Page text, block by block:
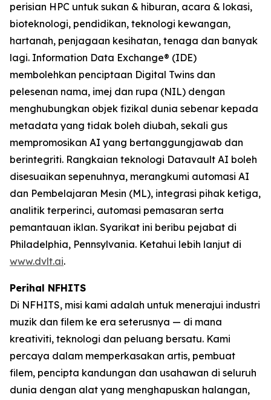
perisian HPC untuk sukan & hiburan, acara & lokasi,
bioteknologi, pendidikan, teknologi kewangan,
hartanah, penjagaan kesihatan, tenaga dan banyak
lagi. Information Data Exchange® (IDE)
membolehkan penciptaan Digital Twins dan
pelesenan nama, imej dan rupa (NIL) dengan
menghubungkan objek fizikal dunia sebenar kepada
metadata yang tidak boleh diubah, sekali gus
mempromosikan AI yang bertanggungjawab dan
berintegriti. Rangkaian teknologi Datavault AI boleh
disesuaikan sepenuhnya, merangkumi automasi AI
dan Pembelajaran Mesin (ML), integrasi pihak ketiga,
analitik terperinci, automasi pemasaran serta
pemantauan iklan. Syarikat ini beribu pejabat di
Philadelphia, Pennsylvania. Ketahui lebih lanjut di
www.dvlt.ai.
Perihal NFHITS
Di NFHITS, misi kami adalah untuk menerajui industri
muzik dan filem ke era seterusnya — di mana
kreativiti, teknologi dan peluang bersatu. Kami
percaya dalam memperkasakan artis, pembuat
filem, pencipta kandungan dan usahawan di seluruh
dunia dengan alat yang menghapuskan halangan,